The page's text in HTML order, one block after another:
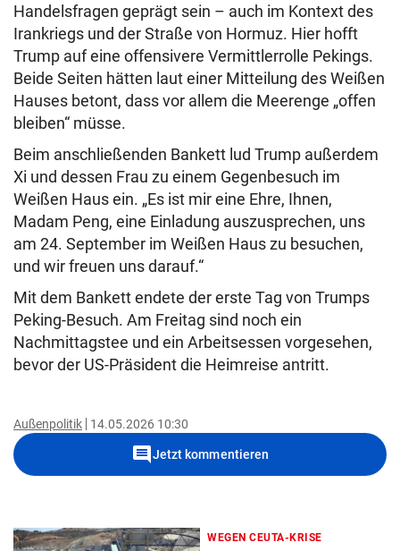
Handelsfragen geprägt sein – auch im Kontext des
Irankriegs und der Straße von Hormuz. Hier hofft
Trump auf eine offensivere Vermittlerrolle Pekings.
Beide Seiten hätten laut einer Mitteilung des Weißen
Hauses betont, dass vor allem die Meerenge „offen
bleiben“ müsse.
Beim anschließenden Bankett lud Trump außerdem
Xi und dessen Frau zu einem Gegenbesuch im
Weißen Haus ein. „Es ist mir eine Ehre, Ihnen,
Madam Peng, eine Einladung auszusprechen, uns
am 24. September im Weißen Haus zu besuchen,
und wir freuen uns darauf.“
Mit dem Bankett endete der erste Tag von Trumps
Peking-Besuch. Am Freitag sind noch ein
Nachmittagstee und ein Arbeitsessen vorgesehen,
bevor der US-Präsident die Heimreise antritt.
Außenpolitik 14.05.2026 10:30
commentJetzt kommentieren
WEGEN CEUTA-KRISE